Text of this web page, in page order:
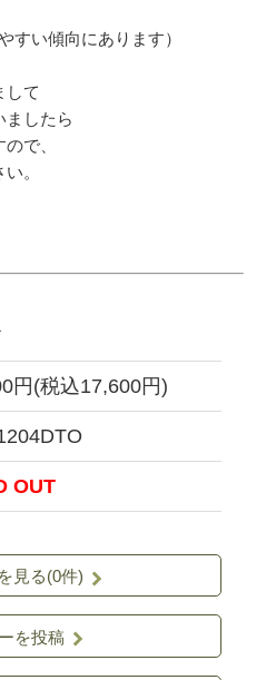
い傾向にあります）
して
ましたら
で、
。
円(税込17,600円)
OUT
見る(0件)
を投稿